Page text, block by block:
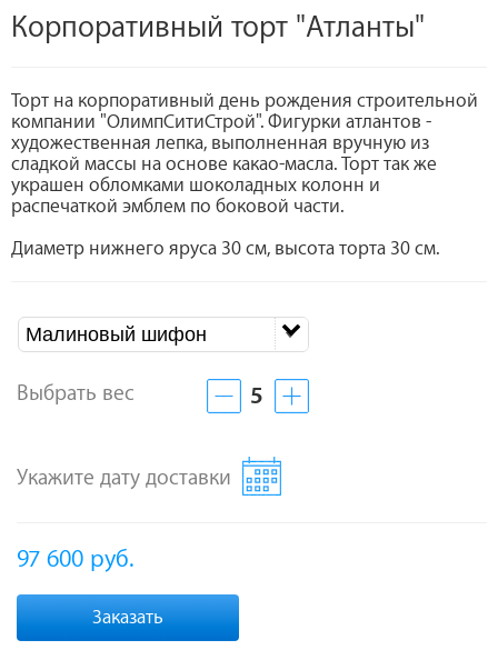
Корпоративный торт "Атланты"
Торт на корпоративный день рождения строительной
компании "ОлимпСитиСтрой". Фигурки атлантов -
художественная лепка, выполненная вручную из
сладкой массы на основе какао-масла. Торт так же
украшен обломками шоколадных колонн и
распечаткой эмблем по боковой части.
Диаметр нижнего яруса 30 см, высота торта 30 см.
Малиновый шифон
Выбрать вес 5
Укажите дату доставки
97 600 руб.
Заказать